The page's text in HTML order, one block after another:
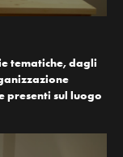
tematiche, dagli
presenti sul luogo